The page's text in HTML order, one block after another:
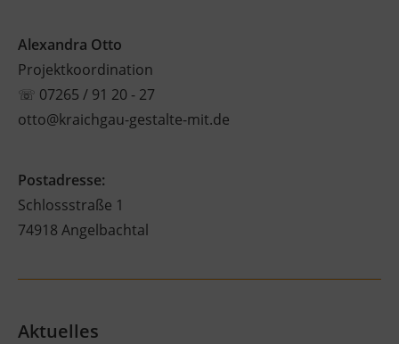
Alexandra Otto
Projektkoordination
☏ 07265 / 91 20 - 27
otto@kraichgau-gestalte-mit.de
Postadresse:
Schlossstraße 1
74918 Angelbachtal
Aktuelles